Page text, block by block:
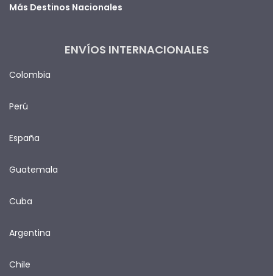
Más Destinos Nacionales
ENVÍOS INTERNACIONALES
Colombia
Perú
España
Guatemala
Cuba
Argentina
Chile